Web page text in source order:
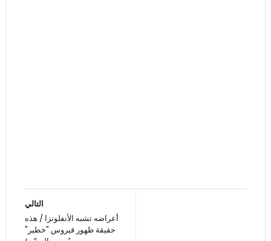
التالي
أعراضه تشبه الأنفلونزا / هذه
حقيقة ظهور فيروس "خطير"